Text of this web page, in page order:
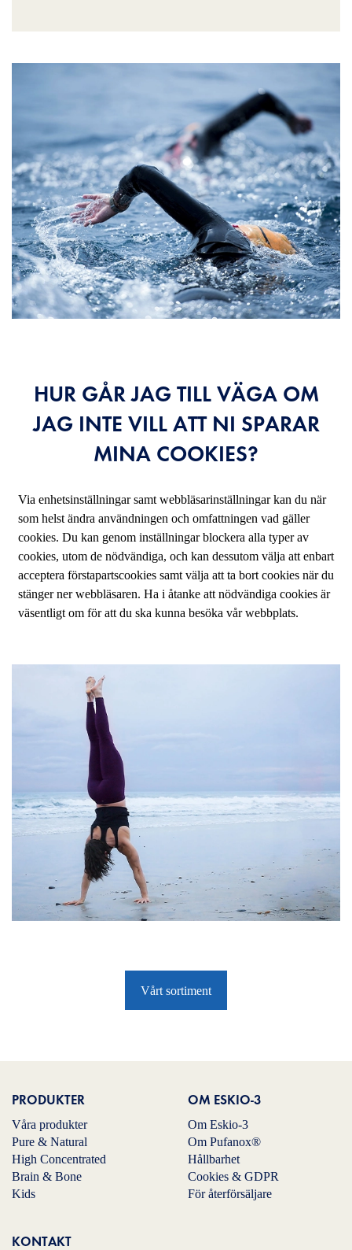
HUR GÅR JAG TILL VÄGA OM
JAG INTE VILL ATT NI SPARAR
MINA COOKIES?
Via enhetsinställningar samt webbläsarinställningar kan du när
som helst ändra användningen och omfattningen vad gäller
cookies. Du kan genom inställningar blockera alla typer av
cookies, utom de nödvändiga, och kan dessutom välja att enbart
acceptera förstapartscookies samt välja att ta bort cookies när du
stänger ner webbläsaren. Ha i åtanke att nödvändiga cookies är
väsentligt om för att du ska kunna besöka vår webbplats.
Vårt sortiment
PRODUKTER
Våra produkter
Pure & Natural
High Concentrated
Brain & Bone
Kids
OM ESKIO-3
Om Eskio-3
Om Pufanox®
Hållbarhet
Cookies & GDPR
För återförsäljare
KONTAKT